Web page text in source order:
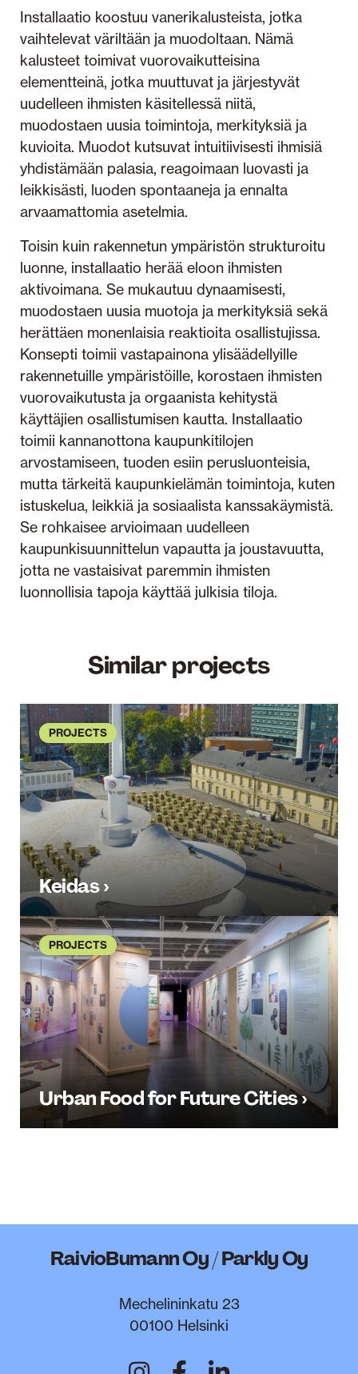
Installaatio koostuu vanerikalusteista, jotka
vaihtelevat väriltään ja muodoltaan. Nämä
kalusteet toimivat vuorovaikutteisina
elementteinä, jotka muuttuvat ja järjestyvät
uudelleen ihmisten käsitellessä niitä,
muodostaen uusia toimintoja, merkityksiä ja
kuvioita. Muodot kutsuvat intuitiivisesti ihmisiä
yhdistämään palasia, reagoimaan luovasti ja
leikkisästi, luoden spontaaneja ja ennalta
arvaamattomia asetelmia.
Toisin kuin rakennetun ympäristön strukturoitu
luonne, installaatio herää eloon ihmisten
aktivoimana. Se mukautuu dynaamisesti,
muodostaen uusia muotoja ja merkityksiä sekä
herättäen monenlaisia reaktioita osallistujissa.
Konsepti toimii vastapainona ylisäädellyille
rakennetuille ympäristöille, korostaen ihmisten
vuorovaikutusta ja orgaanista kehitystä
käyttäjien osallistumisen kautta. Installaatio
toimii kannanottona kaupunkitilojen
arvostamiseen, tuoden esiin perusluonteisia,
mutta tärkeitä kaupunkielämän toimintoja, kuten
istuskelua, leikkiä ja sosiaalista kanssakäymistä.
Se rohkaisee arvioimaan uudelleen
kaupunkisuunnittelun vapautta ja joustavuutta,
jotta ne vastaisivat paremmin ihmisten
luonnollisia tapoja käyttää julkisia tiloja.
Similar projects
PROJECTS
Keidas ›
PROJECTS
Urban Food for Future Cities ›
RaivioBumann Oy / Parkly Oy
Mechelininkatu 23
00100 Helsinki